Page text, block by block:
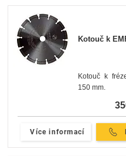
Kotouč k
Kotouč k
150 mm.
Více informací